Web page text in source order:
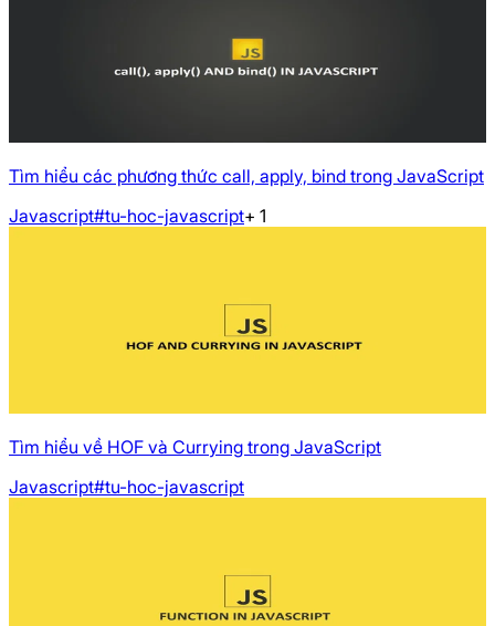
Tìm hiểu các phương thức call, apply, bind trong JavaScript
Javascript#tu-hoc-javascript+ 1
Tìm hiểu về HOF và Currying trong JavaScript
Javascript#tu-hoc-javascript